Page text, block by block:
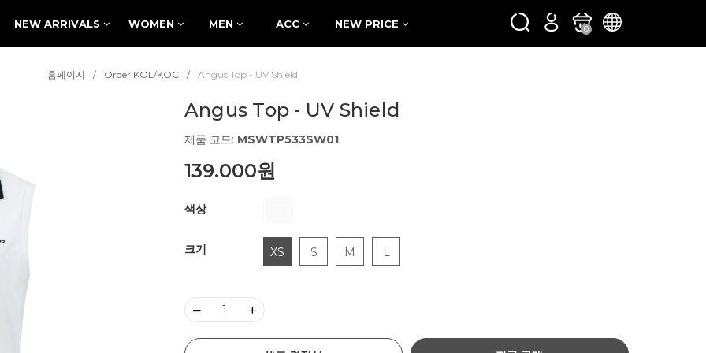
NEW ARRIVALS WOMEN MEN ACC NEW PRICE 0
홈페이지 Order KOL/KOC Angus Top - UV Shield
Angus Top - UV Shield
제품 코드: MSWTP533SW01
139.000원
색상
크기 XS S M L
– +